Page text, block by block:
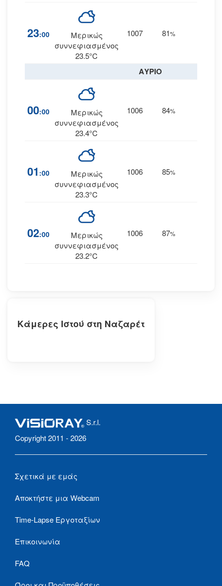
23:00
Μερικώς
συννεφιασμένος
23.5°C
1007 81%
ΑΥΡΙΟ
00:00
Μερικώς
συννεφιασμένος
23.4°C
1006 84%
01 :00
Μερικώς
συννεφιασμένος
23.3°C
1006 85%
02:00
Μερικώς
συννεφιασμένος
23.2°C
1006 87%
Κάμερες Ιστού στη Ναζαρέτ
S.r.l.
Copyright 2011 - 2026
Σχετικά με εμάς
Αποκτήστε μια Webcam
Time-Lapse Εργοταξίων
Επικοινωνία
FAQ